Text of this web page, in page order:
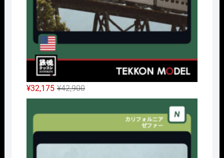
¥42,900元
の
価
¥32,175
現
在
の